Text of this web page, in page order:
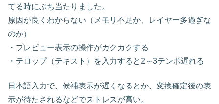
てる時にぶち当たりました。
原因が良くわからない（メモリ不足か、レイヤー多過ぎな
のか）
・プレビュー表示の操作がカクカクする
・テロップ（テキスト）を入力すると2～3テンポ遅れる
日本語入力で、候補表示が遅くなるとか、変換確定後の表
示が待たされるなどでストレスが高い。